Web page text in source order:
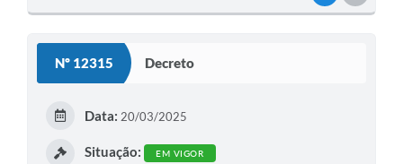
Nº 12315 Decreto
Data: 20/03/2025
Situação: EM VIGOR